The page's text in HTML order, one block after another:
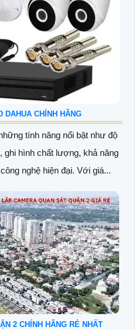
DAHUA CHÍNH HÃNG
tính năng nổi bật như độ
ghi hình chất lượng, khả năng
nghệ hiện đại. Với giá...
2 CHÍNH HÃNG RẺ NHẤT